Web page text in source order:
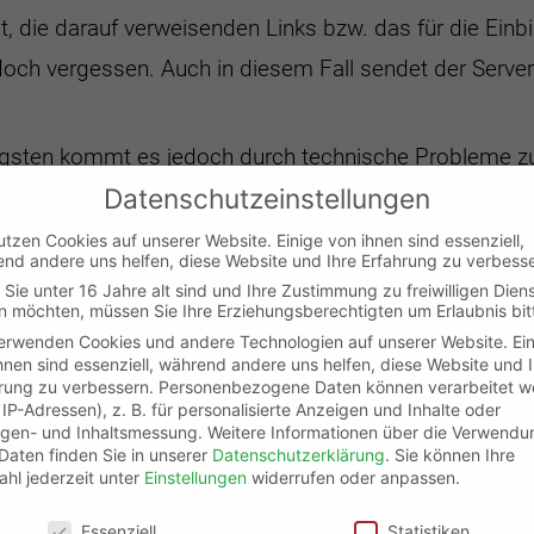
die darauf verweisenden Links bzw. das für die
vergessen. Auch in diesem Fall sendet der
kommt es jedoch durch technische Probleme
eine Unachtsamkeitbeim URL-Redesign oder
gründlich genug getestet wurden. Ganze
Redesigns haben natürlich im Falle eines Fehlers
schnell einige tausend oder sogar
weilen natürlich vorkommen, dassandere Websites
setzen.
Datenschutzeinstellungen
Cookies auf unserer Website. Einige von ihnen sind essenziell,
andere uns helfen, diese Website und Ihre Erfahrung zu
Sie unter 16 Jahre alt sind und Ihre Zustimmung zu freiwilligen
möchten, müssen Sie Ihre Erziehungsberechtigten um Erlaubnis
Cookies und andere Technologien auf unserer Website.
sind essenziell, während andere uns helfen, diese Website und
zu verbessern. Personenbezogene Daten können verarbeitet
Adressen), z. B. für personalisierte Anzeigen und Inhalte oder
und Inhaltsmessung. Weitere Informationen über die
finden Sie in unserer Datenschutzerklärung. Sie können Ihre
jederzeit unter Einstellungen widerrufen oder anpassen.